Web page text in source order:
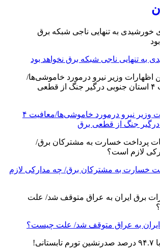
به تنهایی ناجی شبکه برق نخواهد بود
آخرین اظهارات وزیر نیرو درمورد خاموشی‌ها/معافیت ۴
درگیر جنگ از قطعی برق
خسارت به مشترکان برق/ چه مدارکی لازم
به عراق متوقف شد/ علت چیست؟